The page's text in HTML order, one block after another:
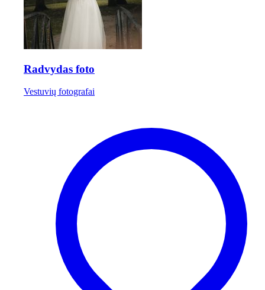
Radvydas foto
Vestuvių fotografai